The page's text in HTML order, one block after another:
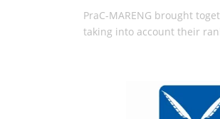
PraC-MARENG brought
taking into account their